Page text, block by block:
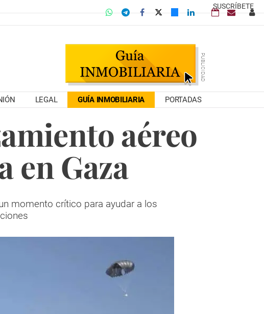
SUSCRÍBETE
LEGAL GUÍA INMOBILIARIA PORTADAS
aéreo
en Gaza
momento crítico para ayudar a los